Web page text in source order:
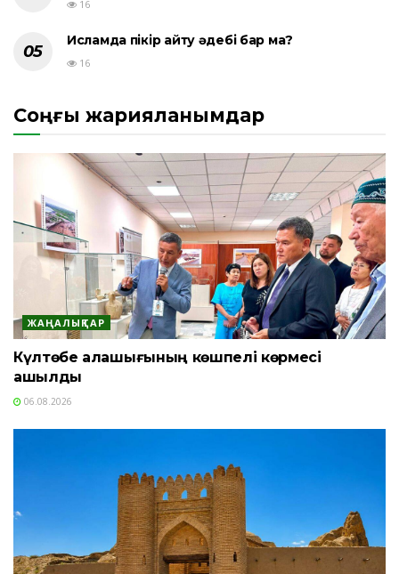
16
Исламда пікір айту әдебі бар ма?
16
Соңғы жарияланымдар
ЖАҢАЛЫҚТАР
Күлтөбе қалашығының көшпелі көрмесі
ашылды
06.08.2026